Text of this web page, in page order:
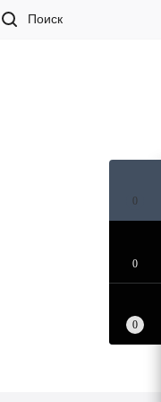
Поиск
0
0
0